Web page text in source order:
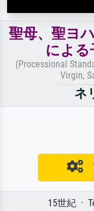
聖母、聖ヨ
による
(Processional
Virgin,
ネ
15世紀 ·